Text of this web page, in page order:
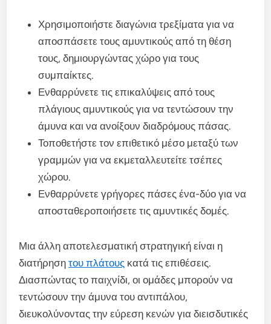
Χρησιμοποιήστε διαγώνια τρεξίματα για να
αποσπάσετε τους αμυντικούς από τη θέση
τους, δημιουργώντας χώρο για τους
συμπαίκτες.
Ενθαρρύνετε τις επικαλύψεις από τους
πλάγιους αμυντικούς για να τεντώσουν την
άμυνα και να ανοίξουν διαδρόμους πάσας.
Τοποθετήστε τον επιθετικό μέσο μεταξύ των
γραμμών για να εκμεταλλευτείτε τσέπες
χώρου.
Ενθαρρύνετε γρήγορες πάσες ένα-δύο για να
αποσταθεροποιήσετε τις αμυντικές δομές.
Μια άλλη αποτελεσματική στρατηγική είναι η
διατήρησητου πλάτους κατά τις επιθέσεις.
Διασπώντας το παιχνίδι, οι ομάδες μπορούν να
τεντώσουν την άμυνα του αντιπάλου,
διευκολύνοντας την εύρεση κενών για διεισδυτικές